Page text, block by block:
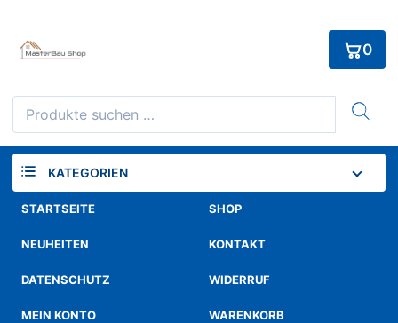
content
Suchen
nach:
0
KATEGORIEN
STARTSEITE SHOP
NEUHEITEN KONTAKT
DATENSCHUTZ WIDERRUF
MEIN KONTO WARENKORB